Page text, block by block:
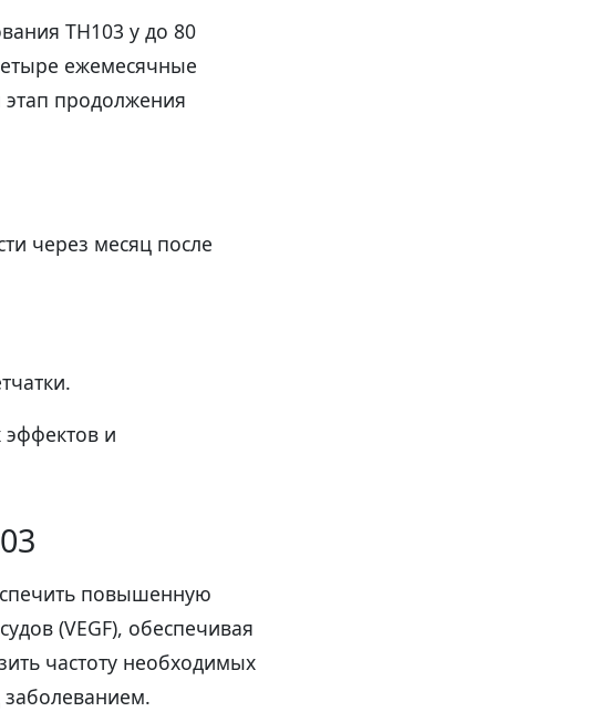
TH103 у до 80
ежемесячные
продолжения
через месяц после
и
повышенную
(VEGF), обеспечивая
частоту необходимых